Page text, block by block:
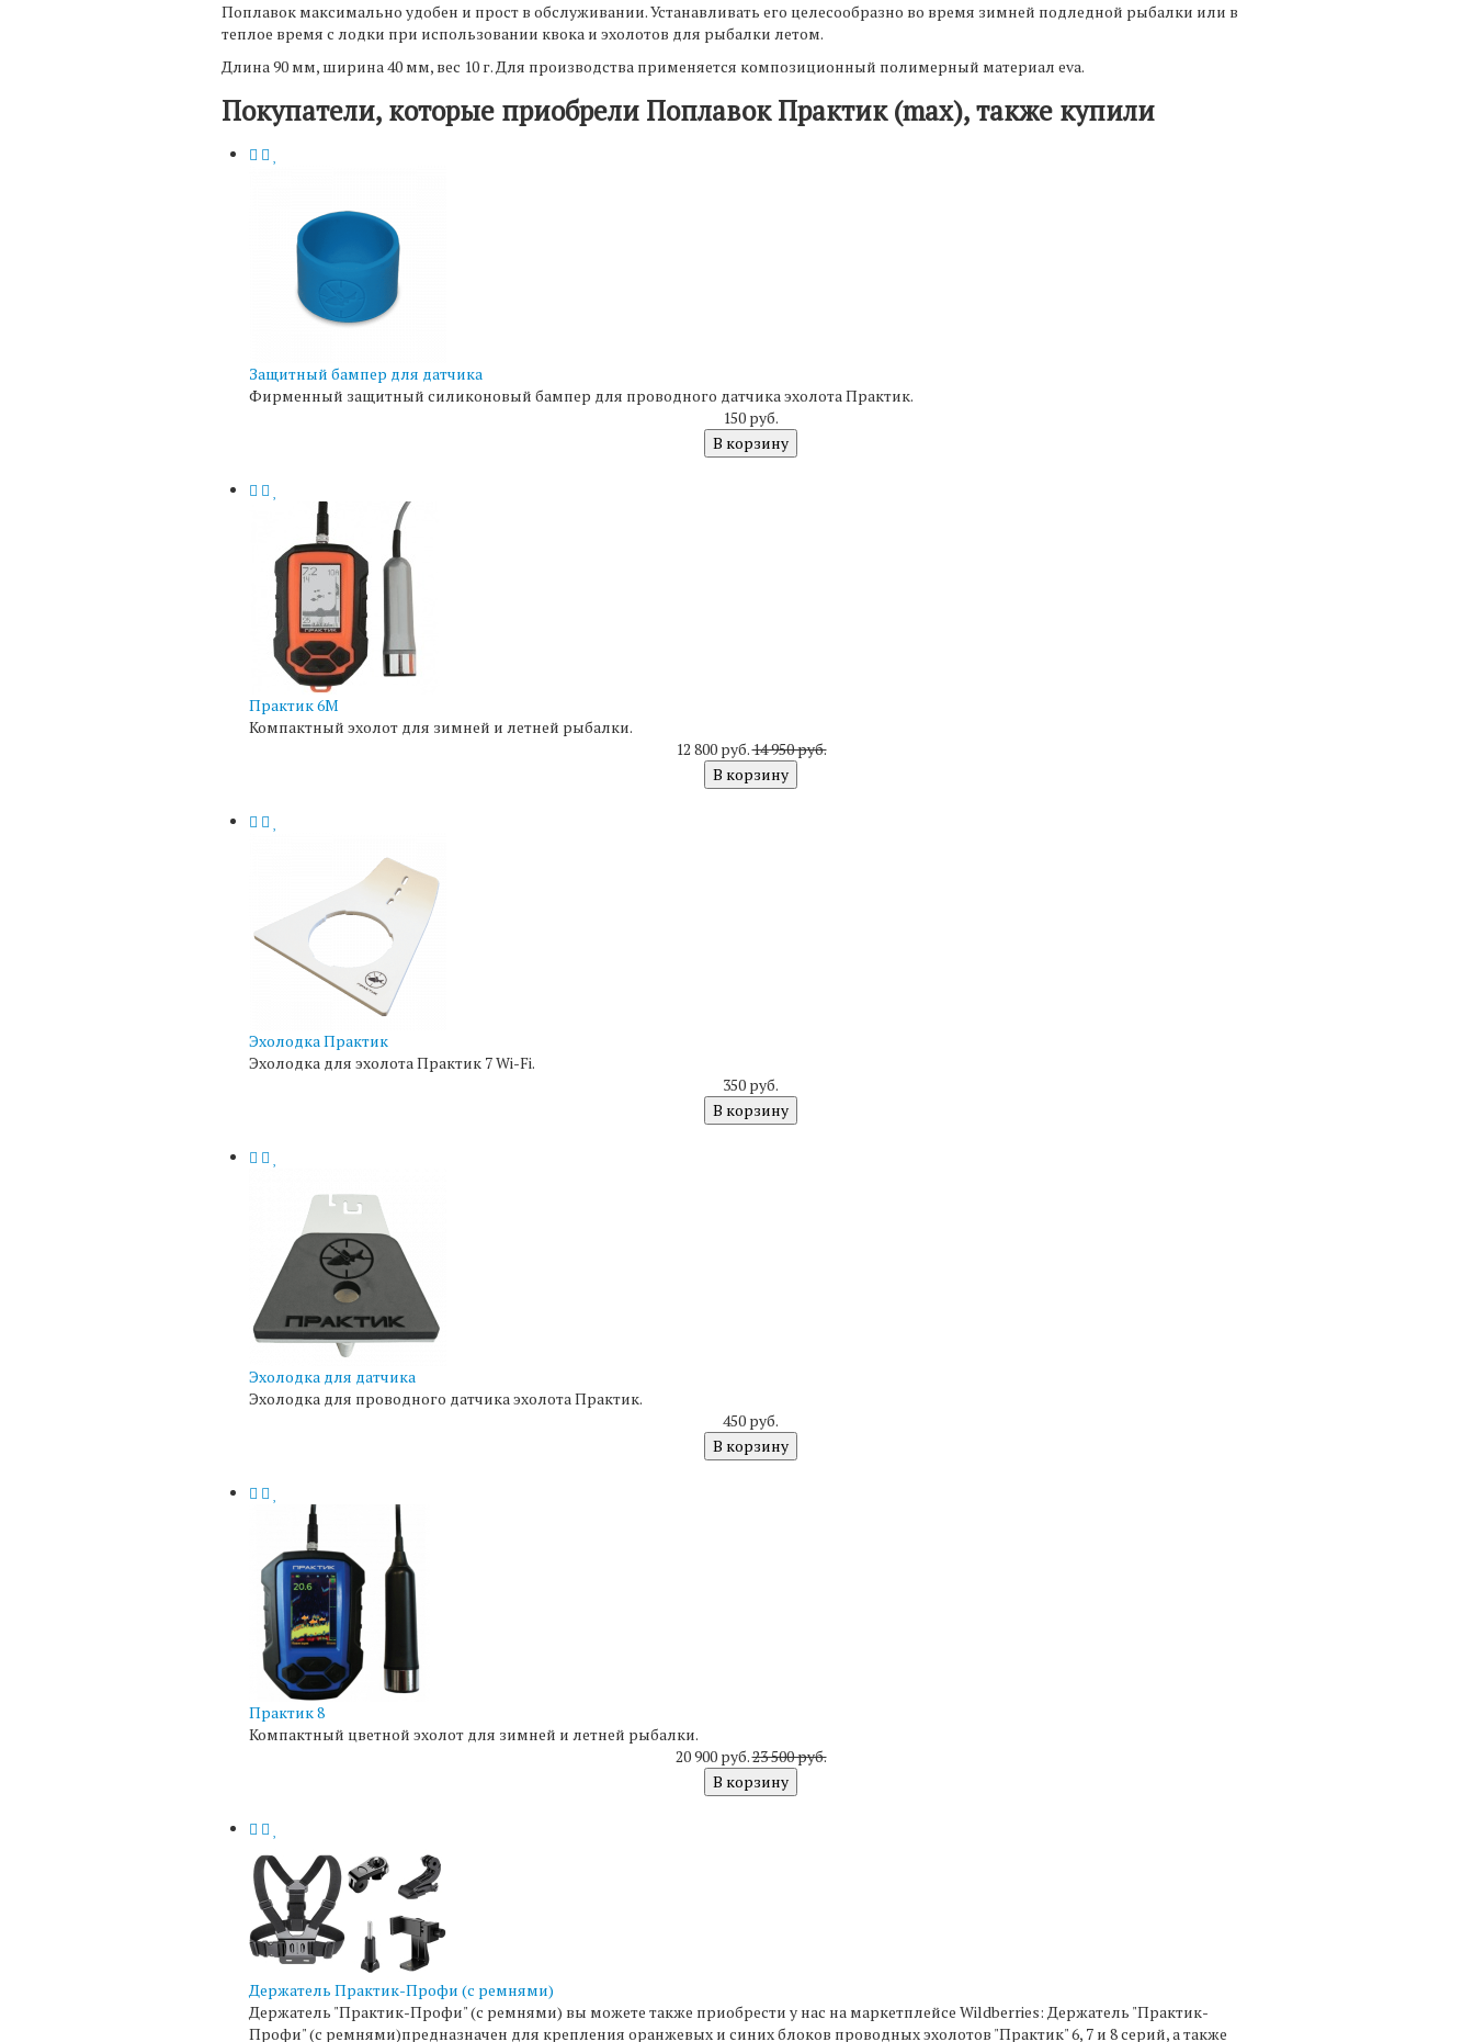
Поплавок максимально удобен и прост в обслуживании. Устанавливать его целесообразно во время зимней подледной рыбалки или в
теплое время с лодки при использовании квока и эхолотов для рыбалки летом‌‌.
Длина 90 мм, ширина 40 мм, вес 10 г. Для производства применяется композиционный полимерный материал eva.
Покупатели, которые приобрели Поплавок Практик (max), также купили
Защитный бампер для датчика
Фирменный защитный силиконовый бампер для проводного датчика эхолота Практик.
150 руб.
В корзину
Практик 6М
Компактный эхолот для зимней и летней рыбалки.
12 800 руб.14 950 руб.
В корзину
Эхолодка Практик
Эхолодка для эхолота Практик 7 Wi-Fi.
350 руб.
В корзину
Эхолодка для датчика
Эхолодка для проводного датчика эхолота Практик.
450 руб.
В корзину
Практик 8
Компактный цветной эхолот для зимней и летней рыбалки.
20 900 руб.23 500 руб.
В корзину
Держатель Практик-Профи (с ремнями)
Держатель "Практик-Профи" (с ремнями) вы можете также приобрести у нас на маркетплейсе Wildberries: Держатель "Практик-
Профи" (с ремнями)предназначен для крепления оранжевых и синих блоков проводных эхолотов "Практик" 6, 7 и 8 серий, а также